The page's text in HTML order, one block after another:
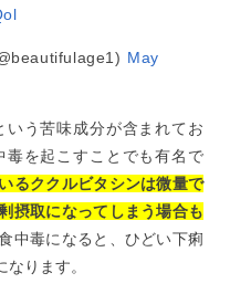
May
う苦味成分が含まれてお
毒を起こすことでも有名で
るククルビタシンは微量で
摂取になってしまう場合も
中毒になると、ひどい下痢
ります。